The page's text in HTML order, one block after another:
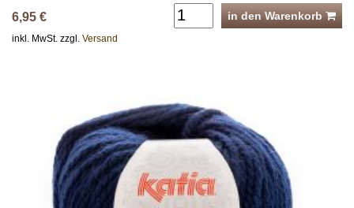
6,95 € in den Warenkorb
inkl. MwSt. zzgl. Versand